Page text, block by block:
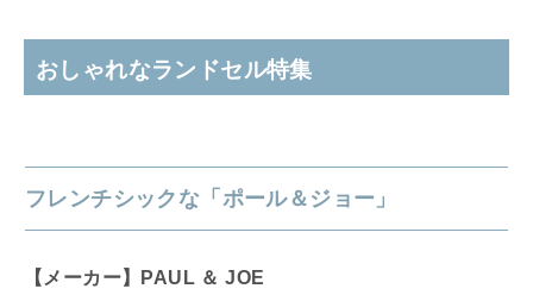
おしゃれなランドセル特集
フレンチシックな「ポール＆ジョー」
【メーカー】PAUL ＆ JOE